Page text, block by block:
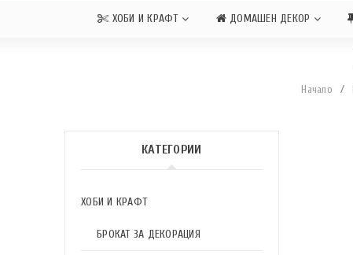
ХОБИ И КРАФТ ДОМАШЕН ДЕКОР
Начало /
КАТЕГОРИИ
ХОБИ И КРАФТ
БРОКАТ ЗА ДЕКОРАЦИЯ